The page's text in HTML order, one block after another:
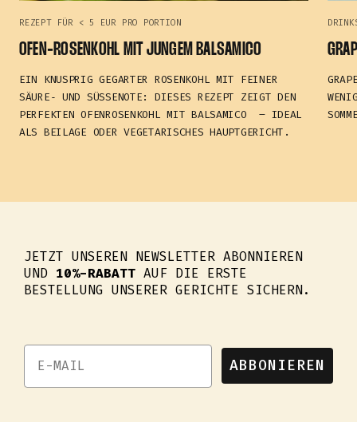
REZEPT FÜR < 5 EUR PRO PORTION
OFEN‑ROSENKOHL MIT JUNGEM BALSAMICO
EIN KNUSPRIG GEGARTER ROSENKOHL MIT FEINER
SÄURE‑ UND SÜSSENOTE: DIESES REZEPT ZEIGT DEN P
ERFEKTEN OFENROSENKOHL MIT BALSAMICO – IDEAL A
LS BEILAGE ODER VEGETARISCHES HAUPTGERICHT.
JETZT UNSEREN NEWSLETTER ABONNIEREN
UND 10%-RABATT AUF DIE ERSTE
BESTELLUNG UNSERER GERICHTE SICHERN.
ABBONIEREN